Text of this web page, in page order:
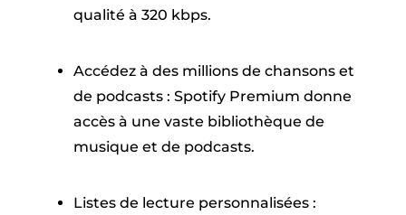
qualité à 320 kbps.
Accédez à des millions de chansons et
de podcasts : Spotify Premium donne
accès à une vaste bibliothèque de
musique et de podcasts.
Listes de lecture personnalisées :